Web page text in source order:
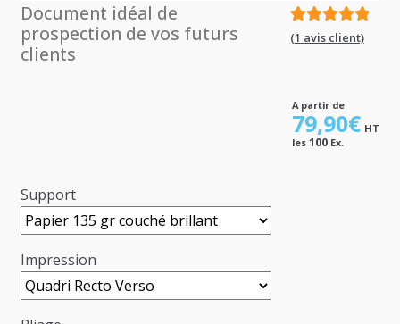
Document idéal de
prospection de vos futurs
clients
Noté5.00sur
1
client
(1 avis client)
A partir de
79,90€ HT
les100 Ex.
Support
Impression